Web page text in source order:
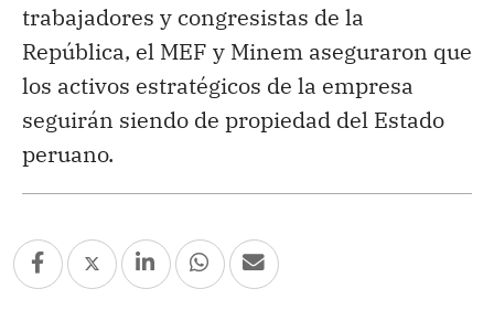
trabajadores y congresistas de la
República, el MEF y Minem aseguraron que
los activos estratégicos de la empresa
seguirán siendo de propiedad del Estado
peruano.